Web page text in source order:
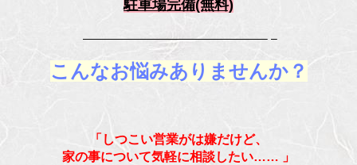
駐車場完備(無料)
————————————————– –
こんなお悩みありませんか？
「しつこい営業がは嫌だけど、
家の事について気軽に相談したい…… 」